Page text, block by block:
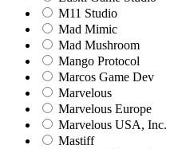
M11 Studio
Mad Mimic
Mad Mushroom
Mango Protocol
Marcos Game Dev
Marvelous
Marvelous Europe
Marvelous USA, Inc.
Mastiff